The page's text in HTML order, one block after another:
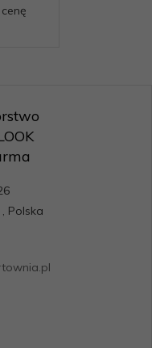
, Polska